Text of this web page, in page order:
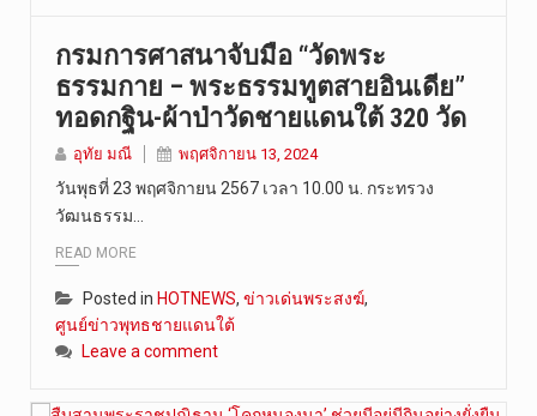
วัดสระเกศ …
กรมการศาสนาจับมือ “วัดพระ
ธรรมกาย – พระธรรมทูตสายอินเดีย”
ทอดกฐิน-ผ้าป่าวัดชายแดนใต้ 320 วัด
อุทัย มณี พฤศจิกายน 13, 2024
วันพุธที่ 23 พฤศจิกายน 2567 เวลา 10.00 น. กระทรวง
วัฒนธรรม…
READ MORE
Posted in HOTNEWS, ข่าวเด่นพระสงฆ์,
ศูนย์ข่าวพุทธชายแดนใต้
Leave a comment